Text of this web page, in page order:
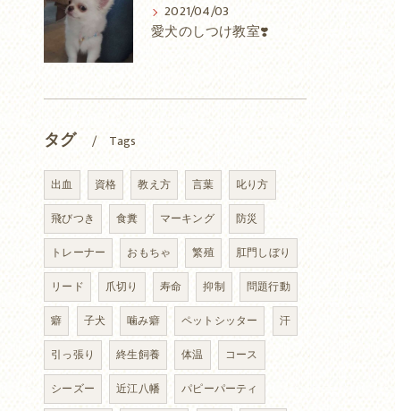
2021/04/03
愛犬のしつけ教室❣️
タグ Tags
出血 資格 教え方 言葉
叱り方
飛びつき
食糞 マーキング
防災
トレーナー
おもちゃ 繁殖
肛門しぼり
リード
爪切り 寿命 抑制
問題行動
癖
子犬 噛み癖 ペットシッター
汗
引っ張り
終生飼養 体温
コース
シーズー
近江八幡
パピーパーティ